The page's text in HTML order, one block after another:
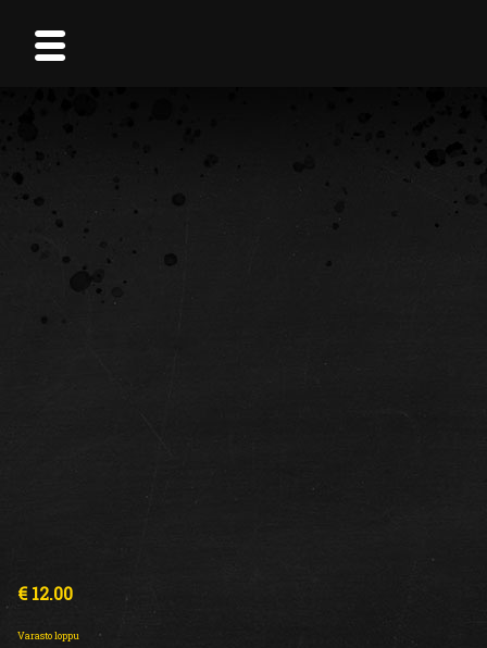
€12.00
Varasto loppu